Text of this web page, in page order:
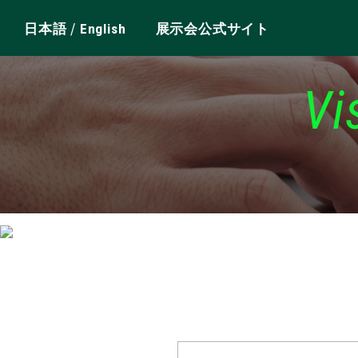
日本語/ English 展示会公式サイト